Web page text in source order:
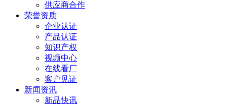
供应商合作
荣誉资质
企业认证
产品认证
知识产权
视频中心
在线看厂
客户见证
新闻资讯
新品快讯